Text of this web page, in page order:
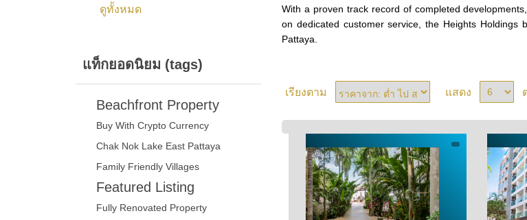
With a proven track record of completed
on dedicated customer service, the Heights
Pattaya.
เรียงตาม แสดง
ดูทั้งหมด
แท็กยอดนิยม (tags)
Beachfront Property
Buy With Crypto Currency
Chak Nok Lake East Pattaya
Family Friendly Villages
Featured Listing
Fully Renovated Property